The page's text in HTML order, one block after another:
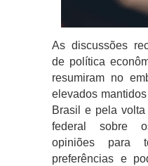
As discussões
de política
resumiram no
elevados
Brasil e pela
federal sobre
opiniões para
preferências e